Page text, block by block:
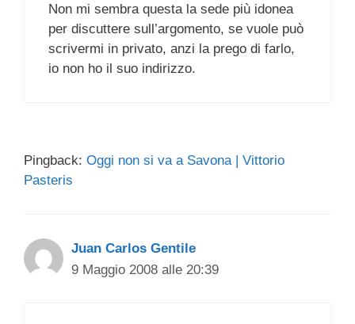
Non mi sembra questa la sede più idonea
per discuttere sull’argomento, se vuole può
scrivermi in privato, anzi la prego di farlo,
io non ho il suo indirizzo.
Pingback: Oggi non si va a Savona | Vittorio
Pasteris
Juan Carlos Gentile
9 Maggio 2008 alle 20:39